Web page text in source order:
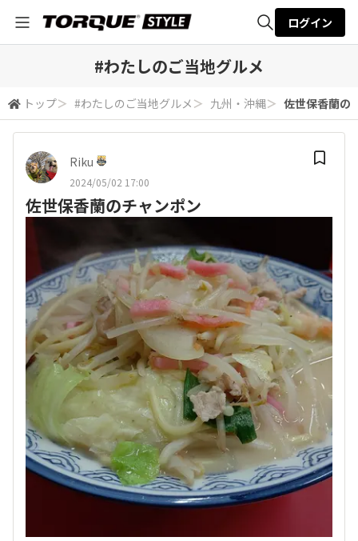
検索
ログイン
#わたしのご当地グルメ
トップ＞ #わたしのご当地グルメ ＞ 九州・沖縄＞ 佐世保香蘭の
Riku
2024/05/02 17:00
佐世保香蘭のチャンポン